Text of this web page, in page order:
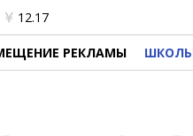
12.17
РЕКЛАМЫ